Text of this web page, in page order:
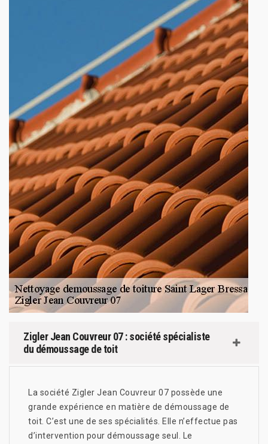
Zigler Jean Couvreur 07 : société spécialiste
du démoussage de toit
La société Zigler Jean Couvreur 07 possède une
grande expérience en matière de démoussage de
toit. C’est une de ses spécialités. Elle n’effectue pas
d’intervention pour démoussage seul. Le